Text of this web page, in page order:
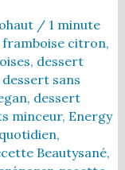
/ 1 minute
framboise citron,
, dessert
dessert sans
, dessert
minceur, Energy
,
Beautysané,